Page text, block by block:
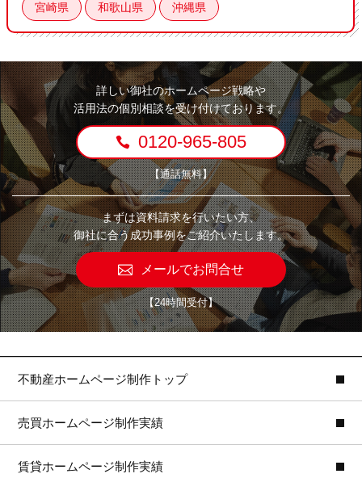
宮崎県 和歌山県 沖縄県
詳しい御社のホームページ戦略や
活用法の個別相談を受け付けております。
0120-965-805
【通話無料】
まずは資料請求を行いたい方、
御社に合う成功事例をご紹介いたします。
メールでお問合せ
【24時間受付】
不動産ホームページ制作トップ
売買ホームページ制作実績
賃貸ホームページ制作実績